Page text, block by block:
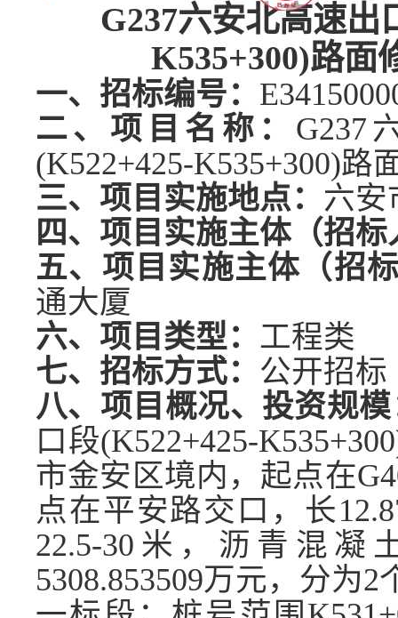
G237六安北高速出
K535+300)路面
一、招标编号：
二、项目名称： G237
(K522+425-K535+300)路
三、项目实施地点： 六安
四、项目实施主体（招标
五、项目实施主体（招
通大厦
六、项目类型： 工程类
七、招标方式： 公开招标
八、项目概况、投资规
口段(K522+425-
市金安区境内，起点在
点在平安路交口，长
22.5-30米，沥青混凝
5308.853509万元， 分为2